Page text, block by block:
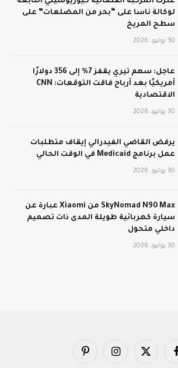
لوكالة ناسا على “بحر من المضلعات” على
سطح المريخ
30 يوليو، 2026
عاجل: سهم تيري يقفز 7% إلى 356 دولارًا
أمريكيًا بعد أرباح فاقت التوقعات: CNN
الاقتصادية
30 يوليو، 2026
يرفض القاضي الفيدرالي إيقاف متطلبات
عمل برنامج Medicaid في الوقت الحالي
30 يوليو، 2026
SkyNomad N90 Max من Xiaomi عبارة عن
سيارة كهربائية طويلة المدى ذات تصميم
داخلي متحول
30 يوليو، 2026
فيسبوك X
الانستغرامبينتيريست